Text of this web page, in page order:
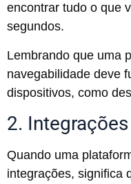
encontrar tudo o que
segundos.
Lembrando que uma
navegabilidade deve
dispositivos, como
2. Integrações
Quando uma
integrações, significa